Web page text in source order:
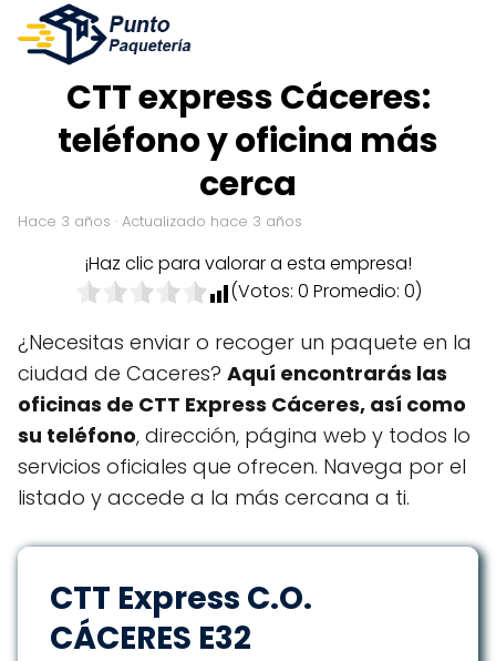
CTT express Cáceres:
teléfono y oficina más
cerca
hace 3 años · Actualizado hace 3 años
¡Haz clic para valorar a esta empresa!
(Votos: 0 Promedio: 0)
¿Necesitas enviar o recoger un paquete en la
ciudad de Caceres? Aquí encontrarás las
oficinas de CTT Express Cáceres, así como
su teléfono, dirección, página web y todos lo
servicios oficiales que ofrecen. Navega por el
listado y accede a la más cercana a ti.
CTT Express C.O.
CÁCERES E32